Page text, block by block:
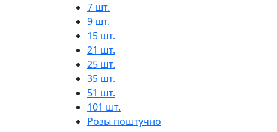
7 шт.
9 шт.
15 шт.
21 шт.
25 шт.
35 шт.
51 шт.
101 шт.
Розы поштучно